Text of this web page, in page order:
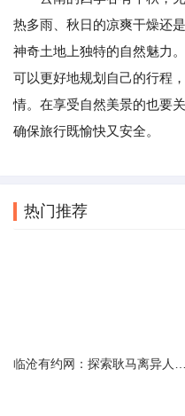
热多雨、秋日的凉爽干燥还
神奇土地上独特的自然魅力
可以更好地规划自己的行程
情。在享受自然美景的也要
确保旅行既愉快又安全。
热门推荐